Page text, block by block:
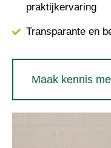
praktijkervaring
Transparante en
Maak kennis